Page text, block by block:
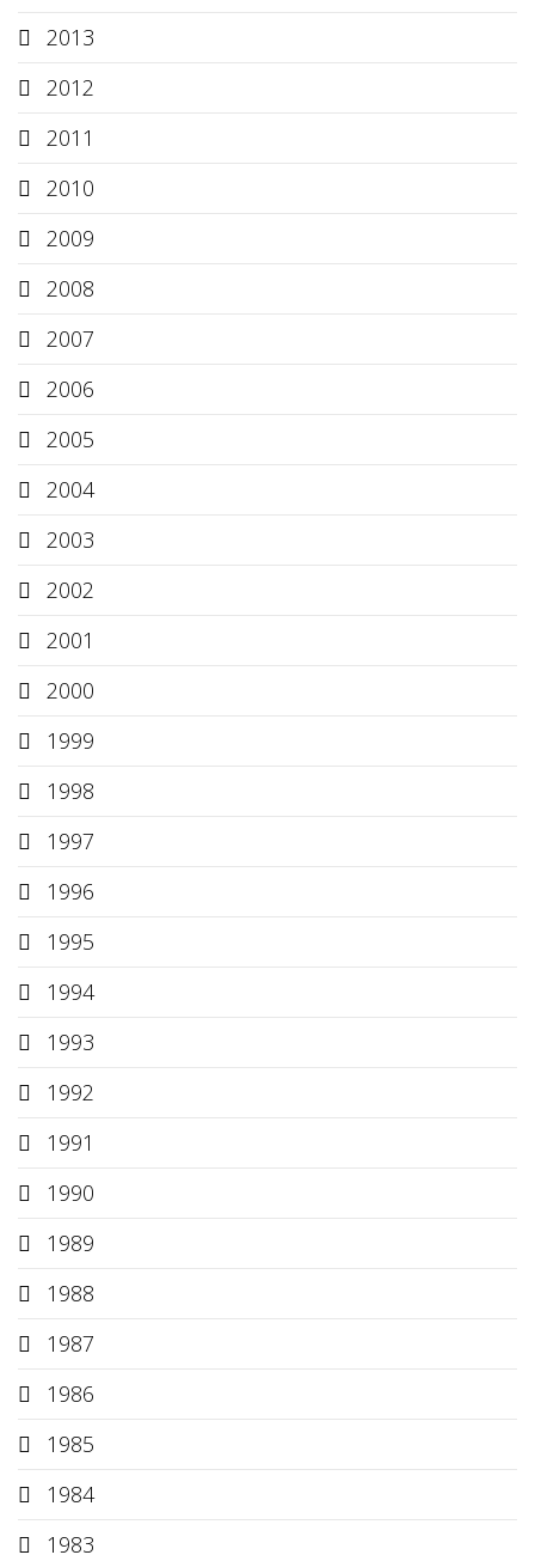
2013
2012
2011
2010
2009
2008
2007
2006
2005
2004
2003
2002
2001
2000
1999
1998
1997
1996
1995
1994
1993
1992
1991
1990
1989
1988
1987
1986
1985
1984
1983